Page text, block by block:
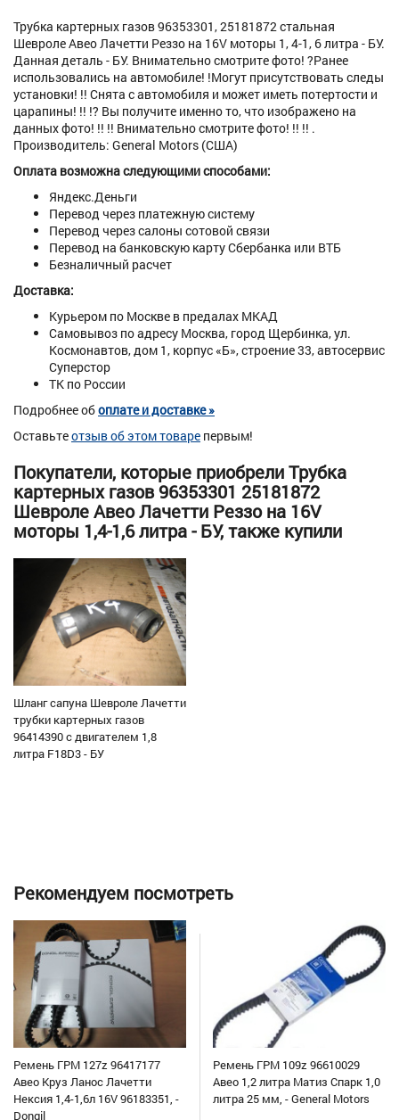
Трубка картерных газов 96353301, 25181872 стальная
Шевроле Авео Лачетти Реззо на 16V моторы 1, 4-1, 6 литра - БУ.
Данная деталь - БУ. Внимательно смотрите фото! ?Ранее
использовались на автомобиле! !Могут присутствовать следы
установки! !! Снята с автомобиля и может иметь потертости и
царапины! !! !? Вы получите именно то, что изображено на
данных фото! !! !! Внимательно смотрите фото! !! !! .
Производитель: General Motors (США)
Оплата возможна следующими способами:
Яндекс.Деньги
Перевод через платежную систему
Перевод через салоны сотовой связи
Перевод на банковскую карту Сбербанка или ВТБ
Безналичный расчет
Доставка:
Курьером по Москве в предалах МКАД
Самовывоз по адресу Москва, город Щербинка, ул.
Космонавтов, дом 1, корпус «Б», строение 33, автосервис
Суперстор
ТК по России
Подробнее обоплате и доставке »
Оставьтеотзыв об этом товаре первым!
Покупатели, которые приобрели Трубка
картерных газов 96353301 25181872
Шевроле Авео Лачетти Реззо на 16V
моторы 1,4-1,6 литра - БУ, также купили
Шланг сапуна Шевроле Лачетти
трубки картерных газов
96414390 с двигателем 1,8
литра F18D3 - БУ
Рекомендуем посмотреть
Ремень ГРМ 127z 96417177
Авео Круз Ланос Лачетти
Нексия 1,4-1,6л 16V 96183351, -
Dongil
Ремень ГРМ 109z 96610029
Авео 1,2 литра Матиз Спарк 1,0
литра 25 мм, - General Motors